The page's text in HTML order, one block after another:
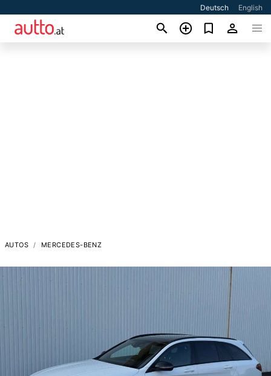
Deutsch English
AUTOS MERCEDES-BENZ